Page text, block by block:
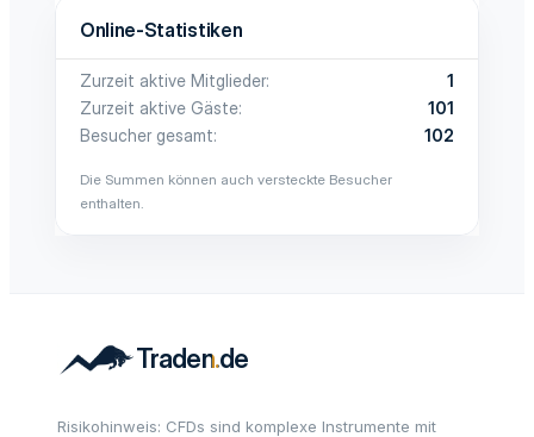
Online-Statistiken
Zurzeit aktive Mitglieder
1
Zurzeit aktive Gäste
101
Besucher gesamt
102
Die Summen können auch versteckte Besucher
enthalten.
Risikohinweis: CFDs sind komplexe Instrumente mit